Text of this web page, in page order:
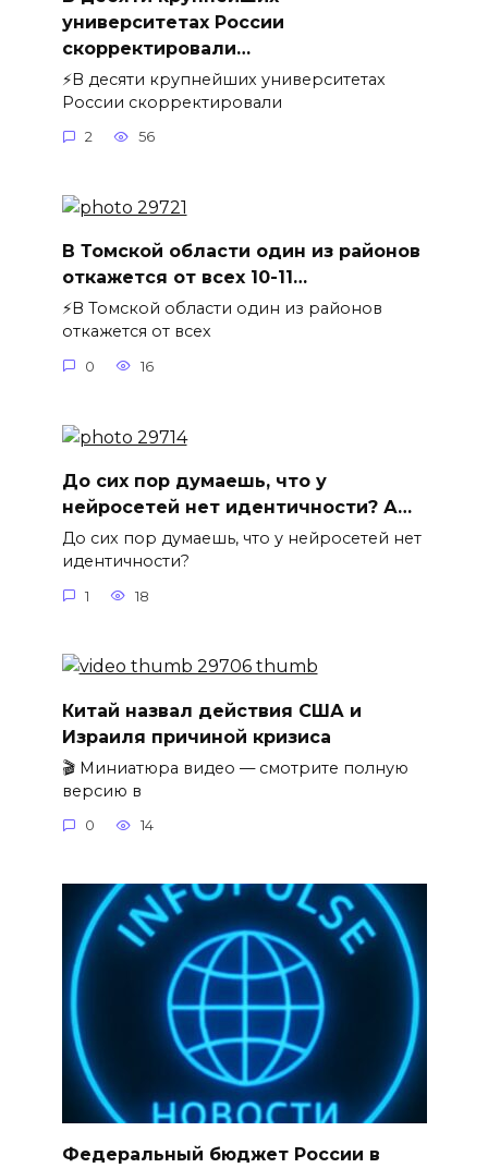
университетах России
скорректировали…
⚡️В десяти крупнейших университетах
России скорректировали
2 56
В Томской области один из районов
откажется от всех 10-11…
⚡️В Томской области один из районов
откажется от всех
0 16
До сих пор думаешь, что у
нейросетей нет идентичности? А…
До сих пор думаешь, что у нейросетей нет
идентичности?
1 18
Китай назвал действия США и
Израиля причиной кризиса
🎬 Миниатюра видео — смотрите полную
версию в
0 14
Федеральный бюджет России в